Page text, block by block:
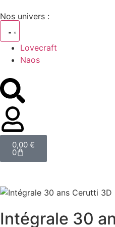
Nos univers :
Lovecraft
Naos
0,00 €
0
Intégrale 30